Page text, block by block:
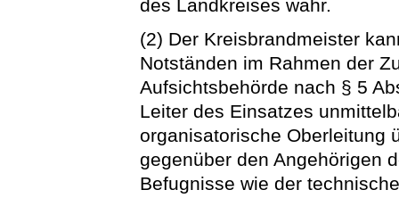
des Landkreises wahr.
(2) Der Kreisbrandmeister
Notständen im Rahmen der
Aufsichtsbehörde nach § 5
Leiter des Einsatzes
organisatorische Oberleitung
gegenüber den Angehörigen
Befugnisse wie der